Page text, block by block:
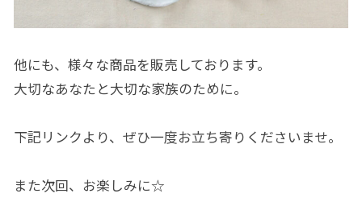
他にも、様々な商品を販売しております。
大切なあなたと大切な家族のために。
下記リンクより、ぜひ一度お立ち寄りくださいませ。
また次回、お楽しみに☆